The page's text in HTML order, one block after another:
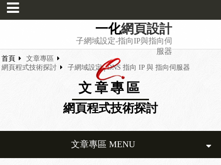
一化網頁設計
子網域設定-指向IP與指向伺
服器
首頁
文章專區
網頁程式技術探討
子網域設定│DNS 指向 IP 與 指向伺服器
文章專區
網頁程式技術探討
文章專區 MENU